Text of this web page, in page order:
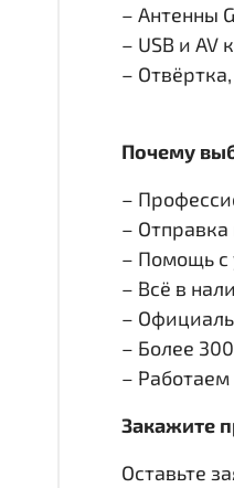
– Антенны
– USB и AV
–
Почему
–
–
– Помощь с
– Всё в
–
– Более
– Работаем
Закажите
Оставьте